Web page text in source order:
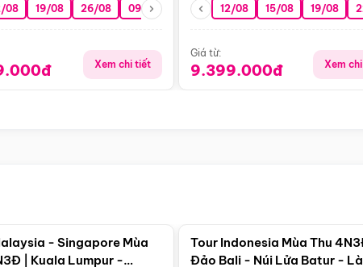
08 19/08 26/08 09/09 16/09 23/09 30/09 07/10
Xem chi tiết
12/08 15/08 19/08
Giá từ:
9.399.000đ Xem
- Singapore Mùa
| Kuala Lumpur -
Tour Indonesia Mùa Thu
Đảo Bali - Núi Lửa Batur -